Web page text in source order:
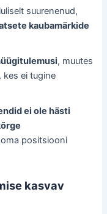
suurenenud,
kaubamärkide
, muutes
kes ei tugine
ei ole hästi
positsiooni
kasvav